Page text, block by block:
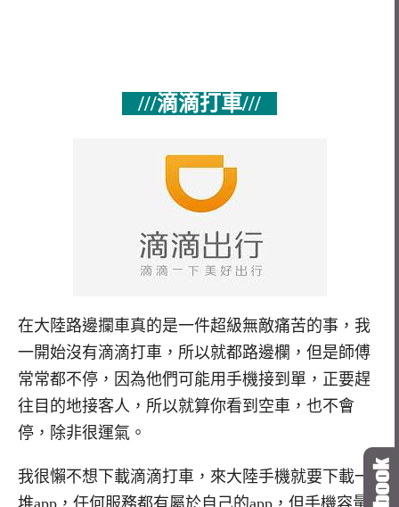
///滴滴打車///
在大陸路邊攔車真的是一件超級無敵痛苦的事，我
一開始沒有滴滴打車，所以就都路邊欄，但是師傅
常常都不停，因為他們可能用手機接到單，正要趕
往目的地接客人，所以就算你看到空車，也不會
停，除非很運氣。
我很懶不想下載滴滴打車，來大陸手機就要下載一